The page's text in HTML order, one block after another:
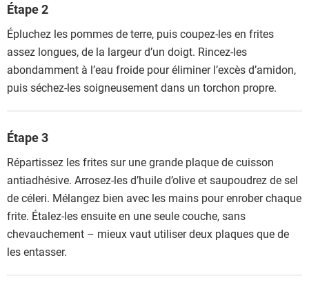
Étape 2
Épluchez les pommes de terre, puis coupez-les en frites
assez longues, de la largeur d’un doigt. Rincez-les
abondamment à l’eau froide pour éliminer l’excès d’amidon,
puis séchez-les soigneusement dans un torchon propre.
Étape 3
Répartissez les frites sur une grande plaque de cuisson
antiadhésive. Arrosez-les d’huile d’olive et saupoudrez de sel
de céleri. Mélangez bien avec les mains pour enrober chaque
frite. Étalez-les ensuite en une seule couche, sans
chevauchement – mieux vaut utiliser deux plaques que de
les entasser.